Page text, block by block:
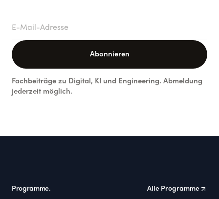
E-Mail-Adresse
Abonnieren
Fachbeiträge zu Digital, KI und Engineering. Abmeldung
jederzeit möglich.
Programme. Alle Programme